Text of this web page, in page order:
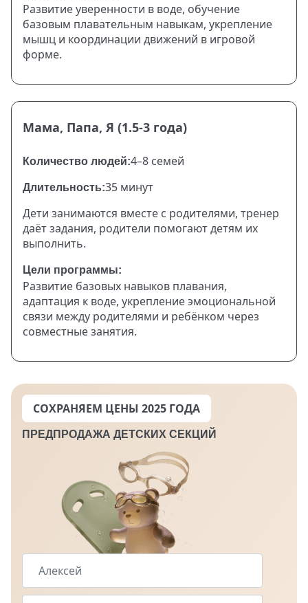
Развитие уверенности в воде, обучение
базовым плавательным навыкам, укрепление
мышц и координации движений в игровой
форме.
Мама, Папа, Я (1.5-3 года)
Количество людей:4–8 семей
Длительность:35 минут
Дети занимаются вместе с родителями, тренер
даёт задания, родители помогают детям их
выполнить.
Цели программы:
Развитие базовых навыков плавания,
адаптация к воде, укрепление эмоциональной
связи между родителями и ребёнком через
совместные занятия.
СОХРАНЯЕМ ЦЕНЫ 2025 ГОДА
ПРЕДПРОДАЖА ДЕТСКИХ СЕКЦИЙ